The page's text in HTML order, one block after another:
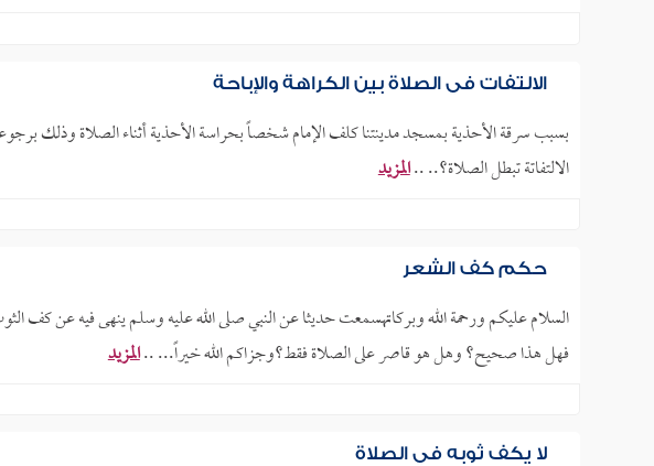
الالتفات في الصلاة بين الكراهة والإباحة
بسبب سرقة الأحذية بمسجد مدينتنا كلف الإمام شخصاً بحراسة الأحذية أثناء الصلاة وذلك
الالتفاتة تبطل الصلاة؟.. ..المزيد
حكم كف الشعر
السلام عليكم ورحمة الله وبركاتهسمعت حديثا عن النبي صلى الله عليه وسلم ينهى فيه عن كف
فهل هذا صحيح؟ وهل هو قاصر على الصلاة فقط؟وجزاكم الله خيراً... ..المزيد
لا يكف ثوبه في الصلاة